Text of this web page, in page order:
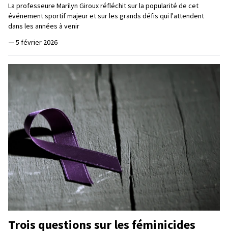
La professeure Marilyn Giroux réfléchit sur la popularité de cet
événement sportif majeur et sur les grands défis qui l'attendent
dans les années à venir
— 5 février 2026
Trois questions sur les féminicides